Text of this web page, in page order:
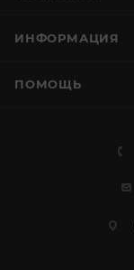
ИНФОРМАЦИЯ
ПОМОЩЬ